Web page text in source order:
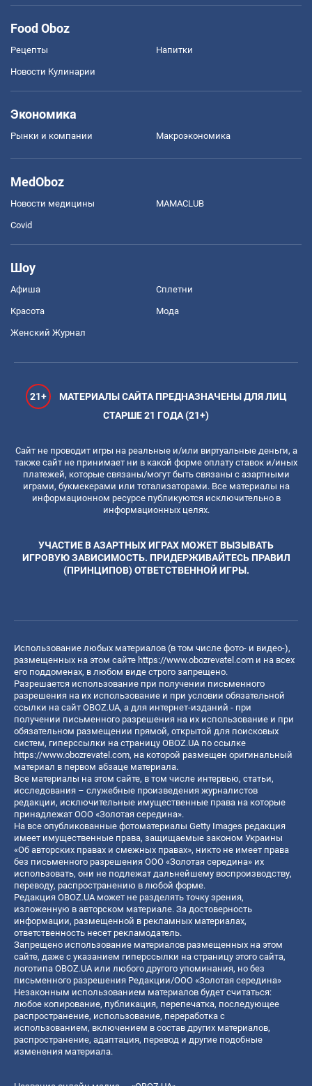
Food Oboz
Рецепты Напитки
Новости Кулинарии
Экономика
Рынки и компании Mакроэкономика
MedOboz
Новости медицины MAMACLUB
Covid
Шоу
Афиша Сплетни
Красота Мода
Женский Журнал
21+
МАТЕРИАЛЫ САЙТА ПРЕДНАЗНАЧЕНЫ ДЛЯ ЛИЦ
СТАРШЕ 21 ГОДА (21+)
Сайт не проводит игры на реальные и/или виртуальные деньги, а
также сайт не принимает ни в какой форме оплату ставок и/иных
платежей, которые связаны/могут быть связаны с азартными
играми, букмекерами или тотализаторами. Все материалы на
информационном ресурсе публикуются исключительно в
информационных целях.
УЧАСТИЕ В АЗАРТНЫХ ИГРАХ МОЖЕТ ВЫЗЫВАТЬ
ИГРОВУЮ ЗАВИСИМОСТЬ. ПРИДЕРЖИВАЙТЕСЬ ПРАВИЛ
(ПРИНЦИПОВ) ОТВЕТСТВЕННОЙ ИГРЫ.
Использование любых материалов (в том числе фото- и видео-),
размещенных на этом сайте https://www.obozrevatel.com и на всех
его поддоменах, в любом виде строго запрещено.
Разрешается использование при получении письменного
разрешения на их использование и при условии обязательной
ссылки на сайт OBOZ.UA, а для интернет-изданий - при
получении письменного разрешения на их использование и при
обязательном размещении прямой, открытой для поисковых
систем, гиперссылки на страницу OBOZ.UA по ссылке
https://www.obozrevatel.com, на которой размещен оригинальный
материал в первом абзаце материала.
Все материалы на этом сайте, в том числе интервью, статьи,
исследования – служебные произведения журналистов
редакции, исключительные имущественные права на которые
принадлежат ООО «Золотая середина».
На все опубликованные фотоматериалы Getty Images редакция
имеет имущественные права, защищаемые законом Украины
«Об авторских правах и смежных правах», никто не имеет права
без письменного разрешения ООО «Золотая середина» их
использовать, они не подлежат дальнейшему воспроизводству,
переводу, распространению в любой форме.
Редакция OBOZ.UA может не разделять точку зрения,
изложенную в авторском материале. За достоверность
информации, размещенной в рекламных материалах,
ответственность несет рекламодатель.
Запрещено использование материалов размещенных на этом
сайте, даже с указанием гиперссылки на страницу этого сайта,
логотипа OBOZ.UA или любого другого упоминания, но без
письменного разрешения Редакции/ООО «Золотая середина»
Незаконным использованием материалов будет считаться:
любое копирование, публикация, перепечатка, последующее
распространение, использование, переработка с
использованием, включением в состав других материалов,
распространение, адаптация, перевод и другие подобные
изменения материала.